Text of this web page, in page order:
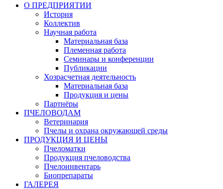
О ПРЕДПРИЯТИИ
История
Коллектив
Научная работа
Материальная база
Племенная работа
Семинары и конференции
Публикации
Хозрасчетная деятельность
Материальная база
Продукция и цены
Партнёры
ПЧЕЛОВОДАМ
Ветеринария
Пчелы и охрана окружающей среды
ПРОДУКЦИЯ И ЦЕНЫ
Пчеломатки
Продукция пчеловодства
Пчелоинвентарь
Биопрепараты
ГАЛЕРЕЯ